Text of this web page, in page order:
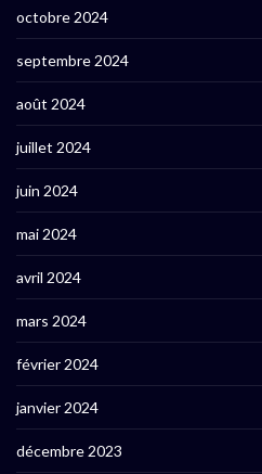
octobre 2024
septembre 2024
août 2024
juillet 2024
juin 2024
mai 2024
avril 2024
mars 2024
février 2024
janvier 2024
décembre 2023